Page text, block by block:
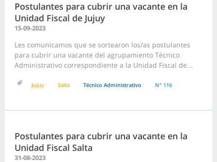
Postulantes para cubrir una vacante en la
Unidad Fiscal de Jujuy
15-09-2023
Les comunicamos que se sortearon los/as postulantes
para cubrir una vacante del agrupamiento Técnico
Administrativo correspondiente a la Unidad Fiscal de...
Jujuy Salta Técnico Administrativo N° 116
Postulantes para cubrir una vacante en la
Unidad Fiscal Salta
31-08-2023